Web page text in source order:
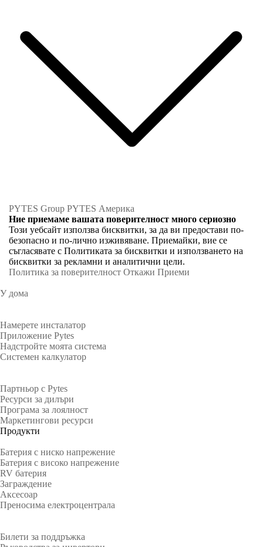
PYTES Group PYTES Америка
Ние приемаме вашата поверителност много сериозно
Този уебсайт използва бисквитки, за да ви предостави по-
безопасно и по-лично изживяване. Приемайки, вие се
съгласявате с Политиката за бисквитки и използването на
бисквитки за рекламни и аналитични цели.
Политика за поверителност Откажи Приеми
У дома
Намерете инсталатор
Приложение Pytes
Надстройте моята система
Системен калкулатор
Партньор с Pytes
Ресурси за дилъри
Програма за лоялност
Маркетингови ресурси
Продукти
Батерия с ниско напрежение
Батерия с високо напрежение
RV батерия
Заграждение
Аксесоар
Преносима електроцентрала
Билети за поддръжка